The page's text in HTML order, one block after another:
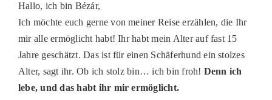
TIERHEIMTIERE
TIERHEIME
PATENSCHAFTEN
Hallo, ich bin Bézár,
Ich möchte euch gerne von meiner Reise erzählen, die Ihr
mir alle ermöglicht habt! Ihr habt mein Alter auf fast 15
Jahre geschätzt. Das ist für einen Schäferhund ein stolzes
Alter, sagt ihr. Ob ich stolz bin… ich bin froh! Denn ich
lebe, und das habt ihr mir ermöglicht.